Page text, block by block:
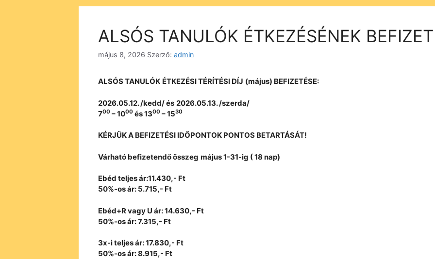
ALSÓS TANULÓK ÉTKEZÉSÉNEK
május 8, 2026 Szerző: admin
ALSÓS TANULÓK ÉTKEZÉSI TÉRÍTÉSI DÍJ (május) BEFIZETÉSE:
2026.05.12. /kedd/ és 2026.05.13. /szerda/
700 – 1000 és 1300 – 1530
KÉRJÜK A BEFIZETÉSI IDŐPONTOK PONTOS BETARTÁSÁT!
Várható befizetendő összeg május 1-31-ig ( 18 nap)
Ebéd teljes ár:11.430,- Ft
50%-os ár: 5.715,- Ft
Ebéd+R vagy U ár: 14.630,- Ft
50%-os ár: 7.315,- Ft
3x-i teljes ár: 17.830,- Ft
50%-os ár: 8.915,- Ft